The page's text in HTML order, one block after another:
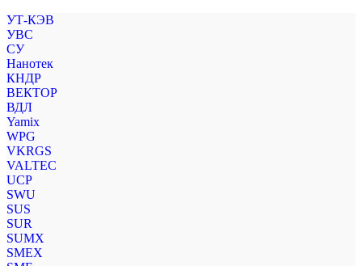
УТ-КЭВ
УВС
СУ
Нанотек
КНДР
ВЕКТОР
ВДЛ
Yamix
WPG
VKRGS
VALTEC
UCP
SWU
SUS
SUR
SUMX
SMEX